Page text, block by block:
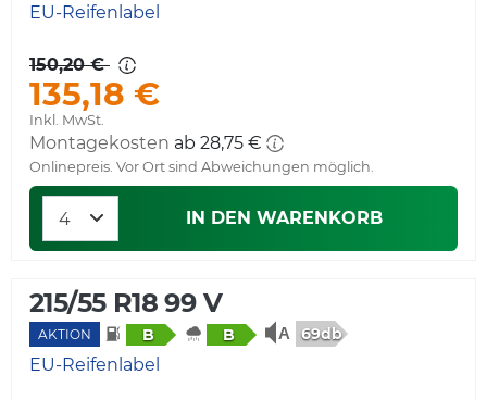
EU-Reifenlabel
150,20 €
135,18 €
Inkl. MwSt.
Montagekosten ab 28,75 €
Onlinepreis. Vor Ort sind Abweichungen möglich.
IN DEN WARENKORB
215/55 R18 99 V
AKTION B B 69db
EU-Reifenlabel